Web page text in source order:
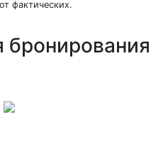
фактических.